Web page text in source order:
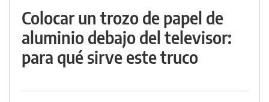
Colocar un trozo de papel de
aluminio debajo del televisor:
para qué sirve este truco